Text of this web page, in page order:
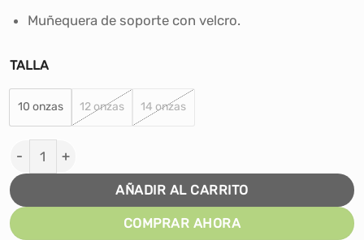
Muñequera de soporte con velcro.
TALLA
10 onzas 12 onzas 14 onzas
GUANTES PARA BOX PROFESIONAL UPPERCUT
AÑADIR AL CARRITO
COMPRAR AHORA